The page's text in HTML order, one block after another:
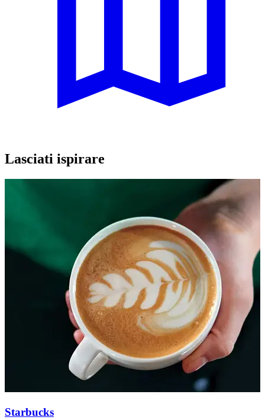
Lasciati ispirare
Starbucks